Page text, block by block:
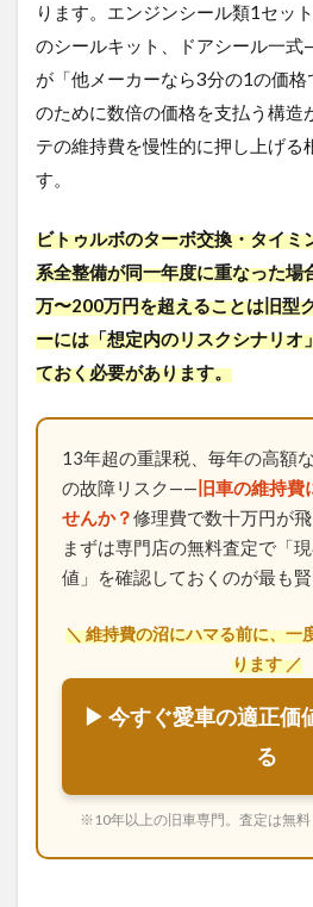
ります。エンジンシール類1セッ
のシールキット、ドアシール一
が「他メーカーなら3分の1の価格
のために数倍の価格を支払う構造
テの維持費を慢性的に押し上げる
す。
ビトゥルボのターボ交換・タイミ
系全整備が同一年度に重なった場
万〜200万円を超えることは旧型
ーには「想定内のリスクシナリオ
ておく必要があります。
13年超の重課税、毎年の高額
の故障リスク—— 旧車の維持費
せんか？修理費で数十万円が飛
まずは専門店の無料査定で「
値」を確認しておくのが最も賢
＼ 維持費の沼にハマる前に、一
ります ／
▶ 今すぐ愛車の適正価
る
※10年以上の旧車専門。査定は無料